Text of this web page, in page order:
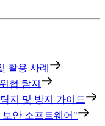
활용 사례
협 탐지
지 및 방지 가이드
보안 소프트웨어"